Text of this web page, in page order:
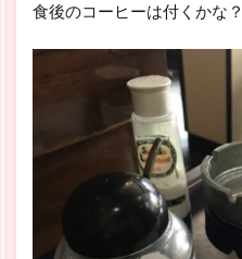
食後のコーヒーは付くかな？